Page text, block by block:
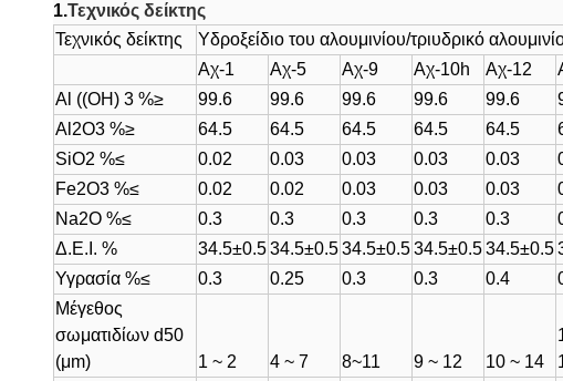
1.Τεχνικός δείκτης
Τεχνικός δείκτης
Υδροξείδιο του αλουμινίου/τριυδρικό
Αχ-1
Αχ-5 Αχ-9 Αχ-10h Αχ-12
Al ((OH) 3 %≥
99.6 99.6 99.6 99.6 99.6
Al2O3 %≥
64.5 64.5 64.5 64.5 64.5
SiO2 %≤
0.02 0.03 0.03 0.03 0.03
Fe2O3 %≤
0.02 0.02 0.03 0.03 0.03
Na2O %≤
0.3 0.3 0.3 0.3 0.3
Δ.Ε.Ι. %
34.5±0.534.5±0.534.5±0.534.5±0.534.5±0.5
Υγρασία %≤
0.3 0.25 0.3 0.3 0.4
Μέγεθος
σωματιδίων d50
(μm)
1 ~ 2 4 ~ 7 8~11 9 ~ 12 10 ~ 14